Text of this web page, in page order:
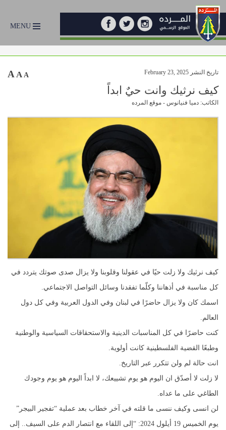
MENU
تاريخ النشر February 23, 2025 A A A
كيف نرثيك وانت حيٌ ابداً
الكاتب: دميا فنيانوس - موقع المرده
كيف نرثيك ولا زلت حيًا في عقولنا وقلوبنا ولا يزال صدى صوتك يتردد في
كل مناسبة في أذهاننا وكلّما تفقدنا وسائل التواصل الاجتماعي.
اسمك كان ولا يزال حاضرًا في لبنان وفي الدول العربية وفي كل دول
العالم.
كنت حاضرًا في كل المناسبات الدينية والاستحقاقات السياسية والوطنية
وطبعًا القضية الفلسطينية كانت أولوية.
انت حالة لم ولن تتكرر عبر التاريخ.
لا زلت لا أصدّق ان اليوم هو يوم تشييعك، لا ابداً اليوم هو يوم وجودك
الطاغي على ما عداه.
لن انسى وكيف ننسى ما قلته في آخر خطاب بعد عملية “تفجير البيجر”
يوم الخميس 19 أيلول 2024: “إلى اللقاء مع انتصار الدم على السيف.. إلى